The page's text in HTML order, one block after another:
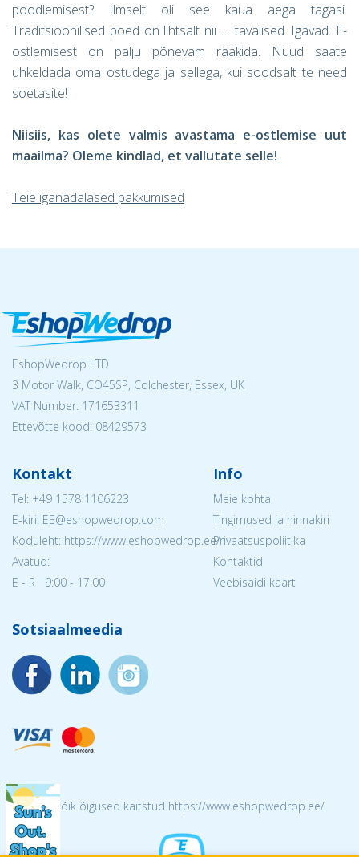
poodlemisest? Ilmselt oli see kaua aega tagasi.
Traditsioonilised poed on lihtsalt nii … tavalised. Igavad. E-
ostlemisest on palju põnevam rääkida. Nüüd saate
uhkeldada oma ostudega ja sellega, kui soodsalt te need
soetasite!
Niisiis, kas olete valmis avastama e-ostlemise uut
maailma? Oleme kindlad, et vallutate selle!
Teie iganädalased pakkumised
EshopWedrop LTD
3 Motor Walk, CO45SP, Colchester, Essex, UK
VAT Number: 171653311
Ettevõtte kood: 08429573
Kontakt
Tel: +49 1578 1106223
E-kiri: EE@eshopwedrop.com
Koduleht: https://www.eshopwedrop.ee/
Avatud:
E - R 9:00 - 17:00
Info
Meie kohta
Tingimused ja hinnakiri
Privaatsuspoliitika
Kontaktid
Veebisaidi kaart
Sotsiaalmeedia
© 2026 Kõik õigused kaitstud https://www.eshopwedrop.ee/